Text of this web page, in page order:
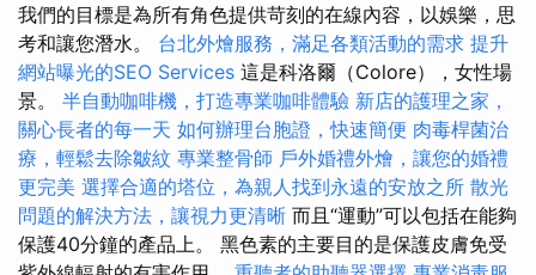
我們的目標是為所有角色提供苛刻的在線內容，以娛樂，思
考和讓您潛水。 台北外燴服務，滿足各類活動的需求 提升
網站曝光的SEO Services 這是科洛爾（Colore），女性場
景。 半自動咖啡機，打造專業咖啡體驗 新店的護理之家，
關心長者的每一天 如何辦理台胞證，快速簡便 肉毒桿菌治
療，輕鬆去除皺紋 專業整骨師 戶外婚禮外燴，讓您的婚禮
更完美 選擇合適的塔位，為親人找到永遠的安放之所 散光
問題的解決方法，讓視力更清晰 而且“運動”可以包括在能夠
保護40分鐘的產品上。 黑色素的主要目的是保護皮膚免受